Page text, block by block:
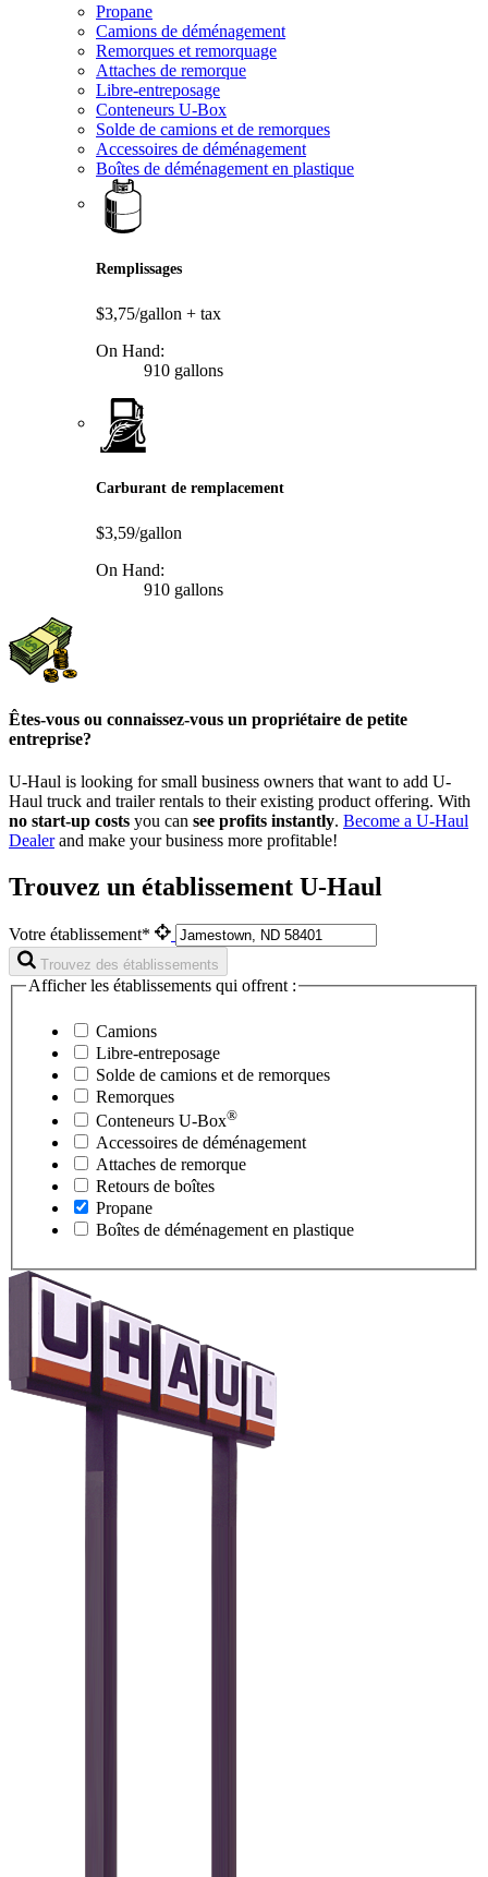
Propane
Camions de déménagement
Remorques et remorquage
Attaches de remorque
Libre-entreposage
Conteneurs U-Box
Solde de camions et de remorques
Accessoires de déménagement
Boîtes de déménagement en plastique
Remplissages
$3,75/gallon + tax
On Hand:
910 gallons
Carburant de remplacement
$3,59/gallon
On Hand:
910 gallons
Êtes-vous ou connaissez-vous un propriétaire de petite
entreprise?
U-Haul is looking for small business owners that want to add U-
Haul truck and trailer rentals to their existing product offering. With
no start-up costs you can see profits instantly. Become a U-Haul
Dealerand make your business more profitable!
Trouvez un établissement U-Haul
Votre établissement*
Trouvez des établissements
Afficher les établissements qui offrent :
Camions
Libre-entreposage
Solde de camions et de remorques
Remorques
Conteneurs U-Box®
Accessoires de déménagement
Attaches de remorque
Retours de boîtes
Propane
Boîtes de déménagement en plastique